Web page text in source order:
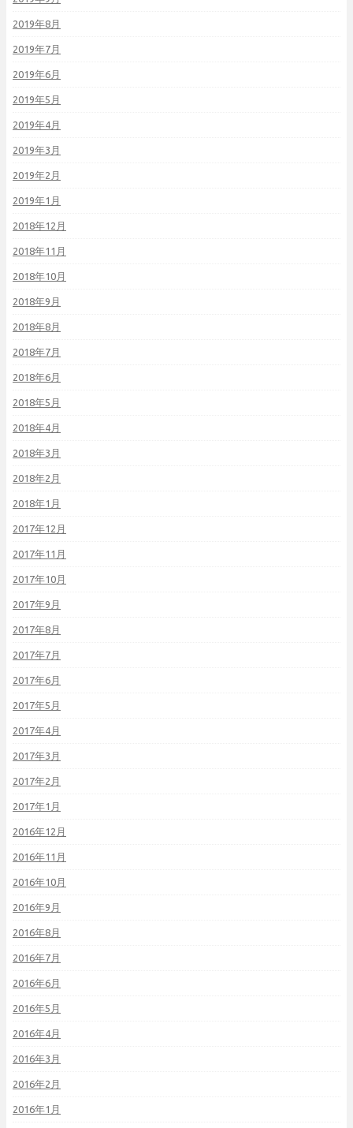
2019年8月
2019年7月
2019年6月
2019年5月
2019年4月
2019年3月
2019年2月
2019年1月
2018年12月
2018年11月
2018年10月
2018年9月
2018年8月
2018年7月
2018年6月
2018年5月
2018年4月
2018年3月
2018年2月
2018年1月
2017年12月
2017年11月
2017年10月
2017年9月
2017年8月
2017年7月
2017年6月
2017年5月
2017年4月
2017年3月
2017年2月
2017年1月
2016年12月
2016年11月
2016年10月
2016年9月
2016年8月
2016年7月
2016年6月
2016年5月
2016年4月
2016年3月
2016年2月
2016年1月